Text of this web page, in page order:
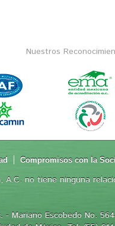
Nuestros
Compromisos con la
A.C. no tiene ninguna
- Mariano Escobedo No.